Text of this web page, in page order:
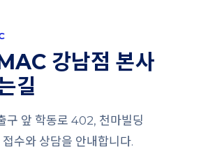
강남점 본사
길
구 앞 학동로 402, 천마빌딩
수와 상담을 안내합니다.